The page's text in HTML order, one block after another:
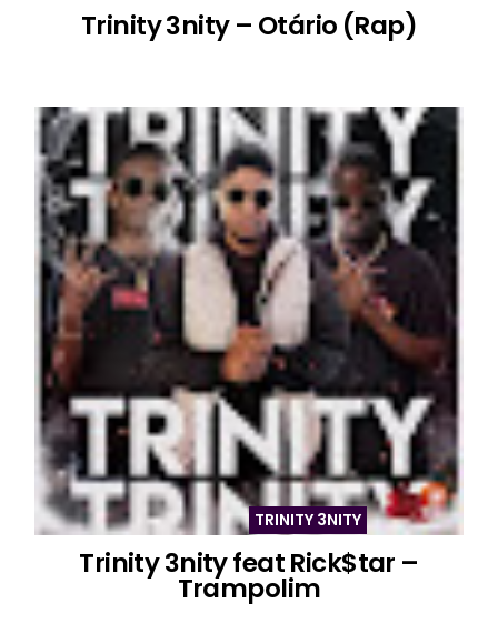
Trinity 3nity – Otário (Rap)
TRINITY 3NITY
Trinity 3nity feat Rick$tar –
Trampolim